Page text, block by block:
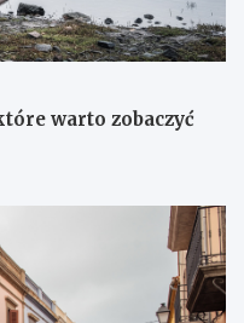
warto zobaczyć